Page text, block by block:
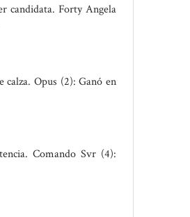
candidata. Forty Angela
Opus (2): Ganó en
Comando Svr (4):